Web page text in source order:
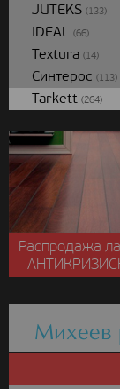
JUTEKS (133)
IDEAL (66)
Textura (14)
Синтерос (113)
Tarkett (264)
Распродажа
Михеев